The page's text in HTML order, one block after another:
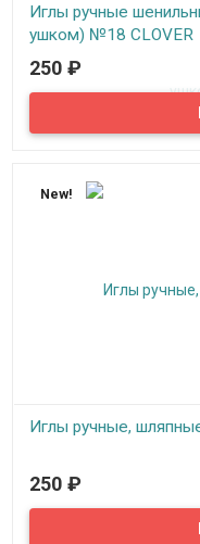
Иглы ручные
ушком) №18 CLOVER
В наличии
Ушко иглы имеет
эллиптическую форму,
Заостренный кончик
250 ₽
New!
Иглы ручные,
эллиптическую форму,
Заостренный кончик
тканей. шляп. Иглы
250 ₽